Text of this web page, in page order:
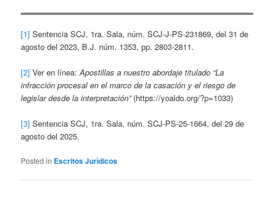
[1] Sentencia SCJ, 1ra. Sala, núm. SCJ-J-PS-231869, del 31 de
agosto del 2023, B.J. núm. 1353, pp. 2803-2811.
[2] Ver en línea:Apostillas a nuestro abordaje titulado “La
infracción procesal en el marco de la casación y el riesgo de
legislar desde la interpretación”(https://yoaldo.org/?p=1033)
[3] Sentencia SCJ, 1ra. Sala, núm. SCJ-PS-25-1664, del 29 de
agosto del 2025.
Posted in Escritos Jurìdicos